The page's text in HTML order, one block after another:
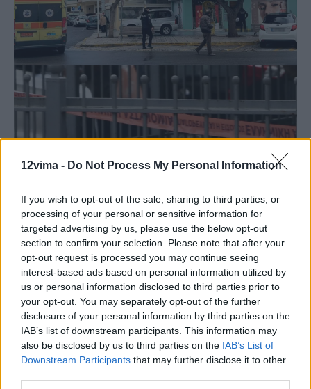
12vima - Do Not Process My Personal Information
If you wish to opt-out of the sale, sharing to third parties, or
processing of your personal or sensitive information for
targeted advertising by us, please use the below opt-out
section to confirm your selection. Please note that after your
opt-out request is processed you may continue seeing
interest-based ads based on personal information utilized by
us or personal information disclosed to third parties prior to
your opt-out. You may separately opt-out of the further
disclosure of your personal information by third parties on the
IAB’s list of downstream participants. This information may
also be disclosed by us to third parties on the IAB’s List of
Downstream Participants that may further disclose it to other